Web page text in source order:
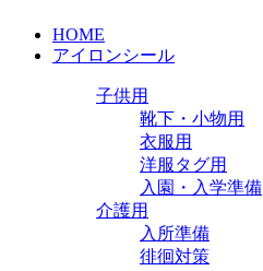
HOME
アイロンシール
子供用
靴下・小物用
衣服用
洋服タグ用
入園・入学準備
介護用
入所準備
徘徊対策